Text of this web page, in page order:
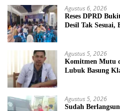
Agustus 6, 2026
Reses DPRD
Desil Tak Sesuai,
Agustus 5, 2026
Komitmen Mutu
Lubuk Basung
Agustus 5, 2026
Sudah